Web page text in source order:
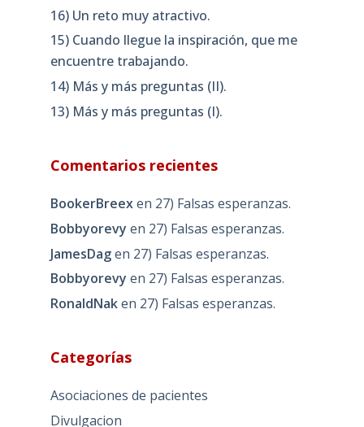
16) Un reto muy atractivo.
15) Cuando llegue la inspiración, que me
encuentre trabajando.
14) Más y más preguntas (II).
13) Más y más preguntas (I).
Comentarios recientes
BookerBreexen 27) Falsas esperanzas.
Bobbyorevy en 27) Falsas esperanzas.
JamesDagen 27) Falsas esperanzas.
Bobbyorevy en 27) Falsas esperanzas.
RonaldNaken 27) Falsas esperanzas.
Categorías
Asociaciones de pacientes
Divulgacion